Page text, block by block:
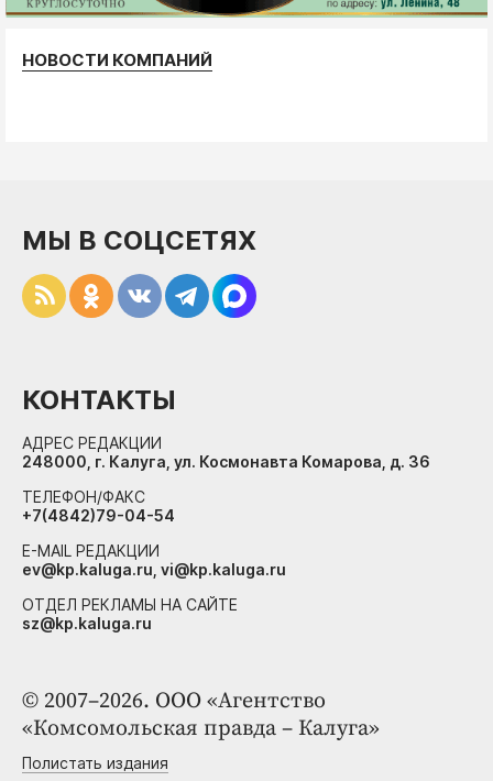
НОВОСТИ КОМПАНИЙ
© 2007–2026. ООО «Агентство
«Комсомольская правда – Калуга»
Полистать издания
МЫ В СОЦСЕТЯХ
КОНТАКТЫ
АДРЕС РЕДАКЦИИ
248000, г. Калуга, ул. Космонавта Комарова, д. 36
ТЕЛЕФОН/ФАКС
+7(4842)79-04-54
E-MAIL РЕДАКЦИИ
ev@kp.kaluga.ru, vi@kp.kaluga.ru
ОТДЕЛ РЕКЛАМЫ НА САЙТЕ
sz@kp.kaluga.ru